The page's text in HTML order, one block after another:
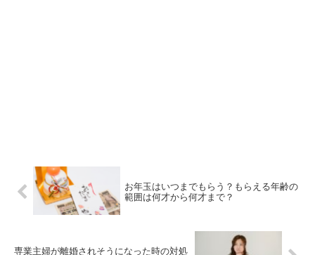
お年玉はいつまでもらう？もらえる年齢の
範囲は何才から何才まで？
専業主婦が離婚されそうになった時の対処